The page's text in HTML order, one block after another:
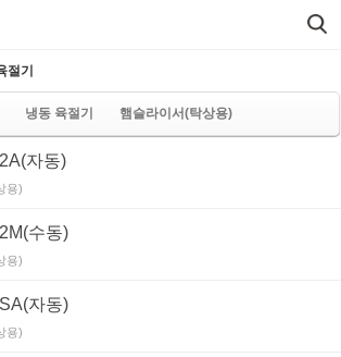
절기
냉동 육절기 햄슬라이서(탁상용)
자동)
용)
수동)
용)
자동)
용)